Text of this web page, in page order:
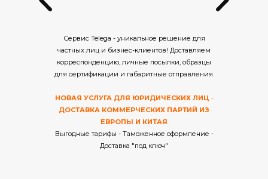
Сервис Telega - уникальное решение для
частных лиц и бизнес-клиентов! Доставляем
корреспонденцию, личные посылки, образцы
для сертификации и габаритные отправления.
НОВАЯ УСЛУГА ДЛЯ ЮРИДИЧЕСКИХ ЛИЦ -
ДОСТАВКА КОММЕРЧЕСКИХ ПАРТИЙ ИЗ
ЕВРОПЫ И КИТАЯ
Выгодные тарифы - Таможенное оформление -
Доставка "под ключ"